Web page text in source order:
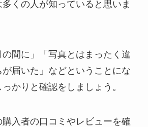
くの人が知っていると思いま
の間に」「写真とはまったく違
届いた」などということにな
かりと確認をしましょう。
入者の口コミやレビューを確